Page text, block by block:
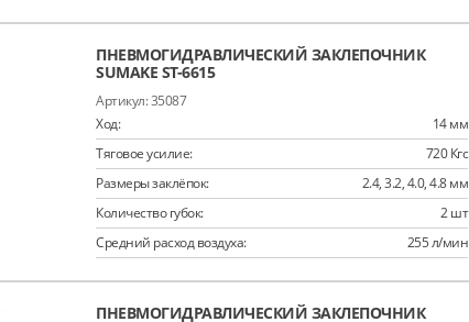
ПНЕВМОГИДРАВЛИЧЕСКИЙ ЗАКЛЕПОЧНИК
SUMAKE ST-6615
35087
Ход:
14 мм
Тяговое усилие:
720 Кгс
Размеры заклёпок:
2.4, 3.2, 4.0, 4.8 мм
Количество губок:
2 шт
Средний расход воздуха:
255 л/мин
ПНЕВМОГИДРАВЛИЧЕСКИЙ ЗАКЛЕПОЧНИК